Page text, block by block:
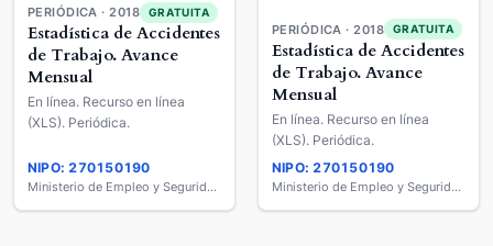
PERIÓDICA · 2018 GRATUITA
Estadística de Accidentes
de Trabajo. Avance
Mensual
En línea. Recurso en línea
(XLS). Periódica.
NIPO: 270150190
Ministerio de Empleo y Seguridad Social
PERIÓDICA · 2018 GRATUITA
Estadística de Accidentes
de Trabajo. Avance
Mensual
En línea. Recurso en línea
(XLS). Periódica.
NIPO: 270150190
Ministerio de Empleo y Seguridad Social